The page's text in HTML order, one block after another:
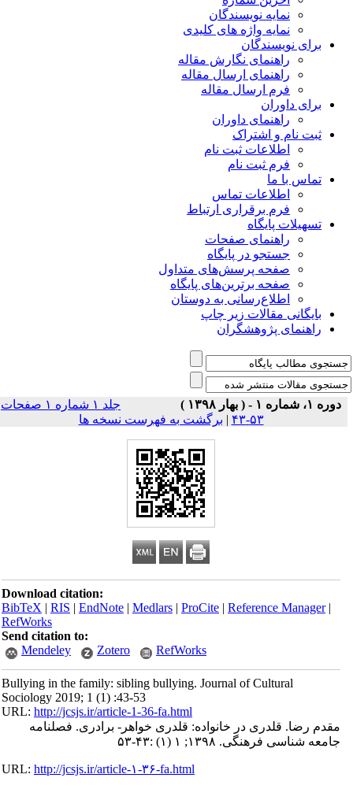
نمایه نویسندگان
نمایه واژه های کلیدی
برای نویسندگان
راهنمای نگارش مقاله
راهنمای ارسال مقاله
فرم ارسال مقاله
برای داوران
راهنمای داوران
ثبت نام و اشتراک
اطلاعات ثبت نام
فرم ثبت نام
تماس با ما
اطلاعات تماس
فرم برقراری ارتباط
تسهیلات پایگاه
راهنمای صفحات
جستجو در پایگاه
صفحه پرسش‌های متداول
صفحه برترین‌های پایگاه
اطلاع‌رسانی به دوستان
بایگانی مقالات زیر چاپ
راهنمای پژوهشگران
دوره ۱، شماره ۱ - ( بهار ۱۳۹۸ )
جلد ۱ شماره ۱ صفحات
۵۳-۴۳
|برگشت به فهرست نسخه ها
Download citation:
BibTeX|RIS|EndNote|Medlars|ProCite|Reference Manager
RefWorks
Send citation to:
Mendeley
Zotero RefWorks
Bullying in the family: sibling bullying. Journal of Cultural
Sociology 2019; 1 (1) :43-53
URL:http://jcsjs.ir/article-1-36-fa.html
مقدم رضا. قلدری در خانواده: قلدری خواهر- برادری. فصلنامه
جامعه شناسی فرهنگی. ۱۳۹۸; ۱ (۱) :۴۳-۵۳
URL:http://jcsjs.ir/article-۱-۳۶-fa.html